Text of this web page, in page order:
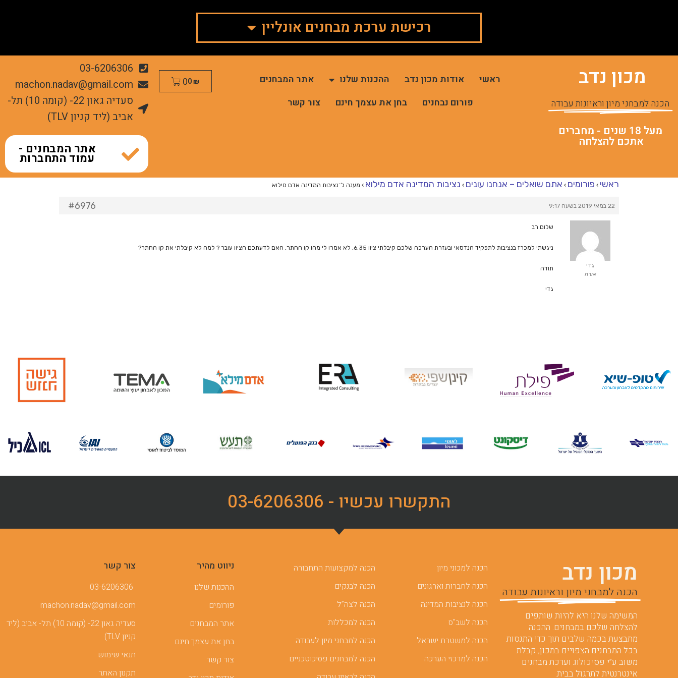
רכישת ערכת מבחנים אונליין
מכון נדב
הכנה למבחני מיון וראיונות עבודה
מעל 18 שנים - מחברים
אתכם להצלחה
ראשי אודות מכון נדב ההכנות שלנו
אתר המבחנים
פורום נבחנים
בחן את עצמך חינם צור קשר
0₪
0
03-6206306
machon.nadav@gmail.com
סעדיה גאון 22- (קומה 10) תל-
אביב (ליד קניון TLV)
אתר המבחנים -
עמוד התחברות
ראשי › פורומים › אתם שואלים – אנחנו עונים › נציבות המדינה אדם מילוא › מענה ל־נציבות המדינה אדם מילוא
22 במאי 2019 בשעה 9:17 #6976
גדי
אורח
שלום רב
ניגשתי למכרז בנציבות לתפקיד הנדסאי ובעזרת הערכה שלכם קיבלתי ציון 6.35, לא אמרו לי מהו קו החתך, האם לדעתכם הציון עובר ? למה לא קיבלתי את קו החתך?
תודה
גדי
התקשרו עכשיו - 03-6206306
מכון נדב
הכנה למבחני מיון וראיונות עבודה
המשימה שלנו היא להיות שותפים
להצלחה שלכם במבחנים. ההכנה
מתבצעת בכמה שלבים תוך כדי התנסות
בכל המבחנים הצפויים במכון, קבלת
משוב ע”י פסיכולוג וערכת מבחנים
אינטרנטית לתרגול בבית.
הכנה למכוני מיון
הכנה לחברות וארגונים
הכנה לנציבות המדינה
הכנה לשב"ס
הכנה למשטרת ישראל
הכנה למרכזי הערכה
הכנה למקצועות התחבורה
הכנה לבנקים
הכנה לצה”ל
הכנה למכללות
הכנה למבחני מיון לעבודה
הכנה למבחנים פסיכוטכניים
ניווט מהיר
ההכנות שלנו
פורומים
אתר המבחנים
בחן את עצמך חינם
צור קשר
צור קשר
03-6206306
machon.nadav@gmail.com
סעדיה גאון 22- (קומה 10) תל- אביב (ליד
קניון TLV)
תנאי שימוש
תקנון האתר